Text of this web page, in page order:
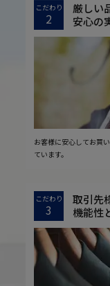
こだわり
2
厳しい
安心の
お客様に安心してお買
ています。
こだわり
3
取引先
機能性